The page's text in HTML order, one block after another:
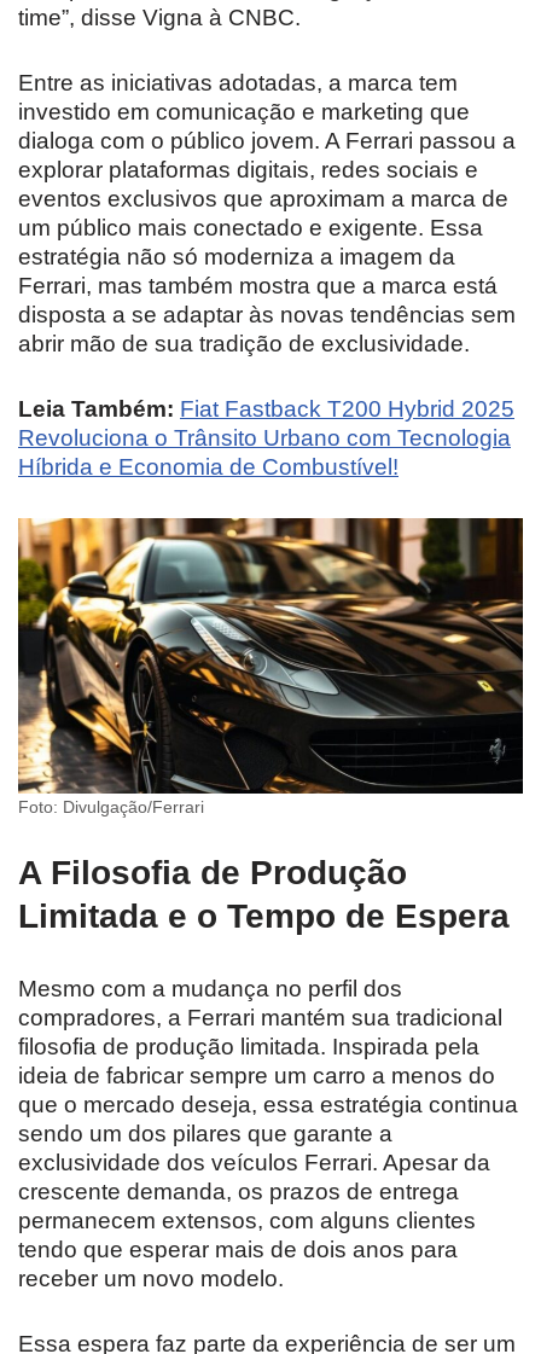
time”, disse Vigna à CNBC.
Entre as iniciativas adotadas, a marca tem
investido em comunicação e marketing que
dialoga com o público jovem. A Ferrari passou a
explorar plataformas digitais, redes sociais e
eventos exclusivos que aproximam a marca de
um público mais conectado e exigente. Essa
estratégia não só moderniza a imagem da
Ferrari, mas também mostra que a marca está
disposta a se adaptar às novas tendências sem
abrir mão de sua tradição de exclusividade.
Leia Também: Fiat Fastback T200 Hybrid 2025
Revoluciona o Trânsito Urbano com Tecnologia
Híbrida e Economia de Combustível!
Foto: Divulgação/Ferrari
A Filosofia de Produção
Limitada e o Tempo de Espera
Mesmo com a mudança no perfil dos
compradores, a Ferrari mantém sua tradicional
filosofia de produção limitada. Inspirada pela
ideia de fabricar sempre um carro a menos do
que o mercado deseja, essa estratégia continua
sendo um dos pilares que garante a
exclusividade dos veículos Ferrari. Apesar da
crescente demanda, os prazos de entrega
permanecem extensos, com alguns clientes
tendo que esperar mais de dois anos para
receber um novo modelo.
Essa espera faz parte da experiência de ser um